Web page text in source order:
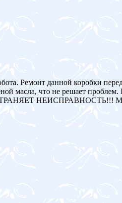
Ремонт данной коробки
масла, что не решает
НЕИСПРАВНОСТЬ!!!